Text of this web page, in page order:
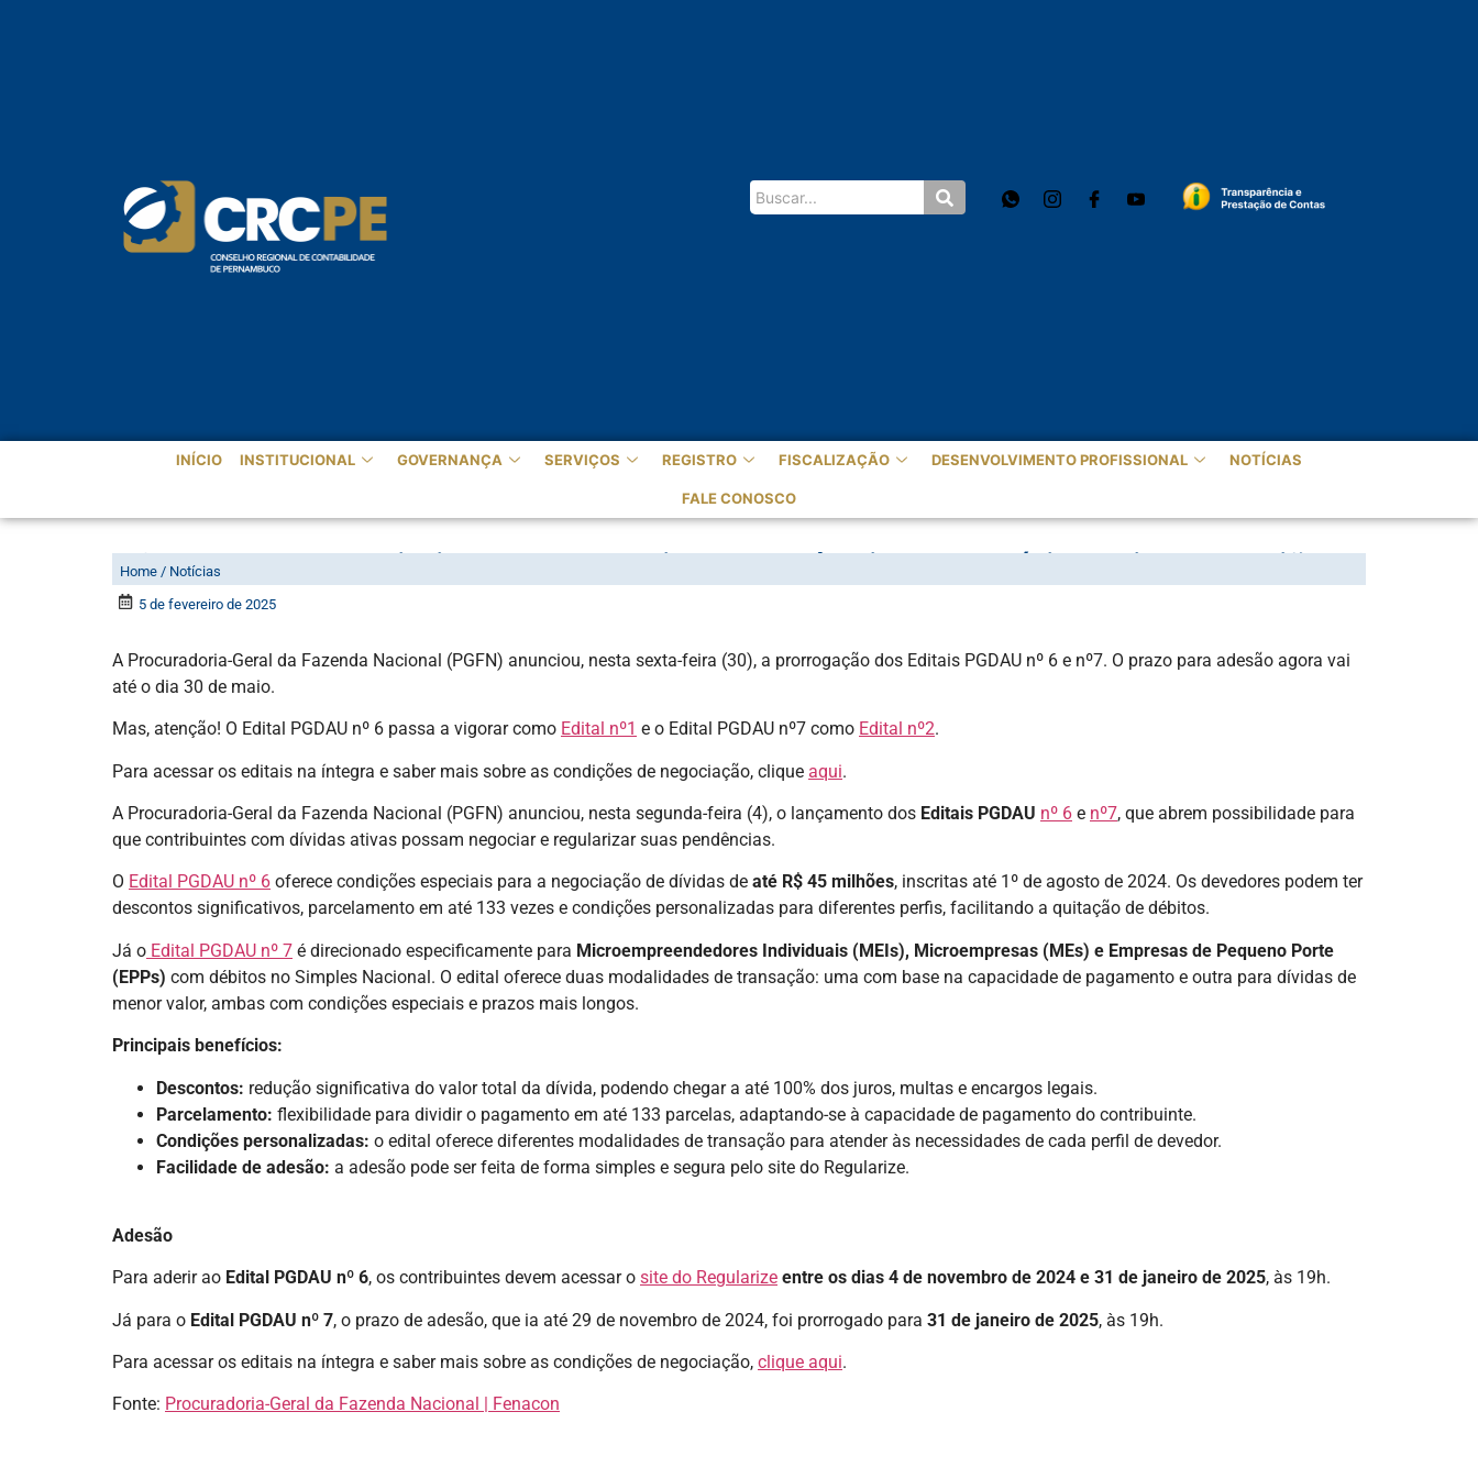
INÍCIO INSTITUCIONAL GOVERNANÇA SERVIÇOS REGISTRO FISCALIZAÇÃO DESENVOLVIMENTO PROFISSIONAL NOTÍCIAS
FALE CONOSCO
PGFN prorroga editais para regularizar pendências com dívida ativa da União
Home / Notícias
5 de fevereiro de 2025
A Procuradoria-Geral da Fazenda Nacional (PGFN) anunciou, nesta sexta-feira (30), a prorrogação dos Editais PGDAU nº 6 e nº7. O prazo para adesão agora vai
até o dia 30 de maio.
Mas, atenção! O Edital PGDAU nº 6 passa a vigorar como Edital nº1 e o Edital PGDAU nº7 como Edital nº2.
Para acessar os editais na íntegra e saber mais sobre as condições de negociação, clique aqui.
A Procuradoria-Geral da Fazenda Nacional (PGFN) anunciou, nesta segunda-feira (4), o lançamento dos Editais PGDAU nº 6 e nº7, que abrem possibilidade para
que contribuintes com dívidas ativas possam negociar e regularizar suas pendências.
O Edital PGDAU nº 6 oferece condições especiais para a negociação de dívidas de até R$ 45 milhões, inscritas até 1º de agosto de 2024. Os devedores podem ter
descontos significativos, parcelamento em até 133 vezes e condições personalizadas para diferentes perfis, facilitando a quitação de débitos.
Já o Edital PGDAU nº 7 é direcionado especificamente para Microempreendedores Individuais (MEIs), Microempresas (MEs) e Empresas de Pequeno Porte
(EPPs) com débitos no Simples Nacional. O edital oferece duas modalidades de transação: uma com base na capacidade de pagamento e outra para dívidas de
menor valor, ambas com condições especiais e prazos mais longos.
Principais benefícios:
Descontos: redução significativa do valor total da dívida, podendo chegar a até 100% dos juros, multas e encargos legais.
Parcelamento: flexibilidade para dividir o pagamento em até 133 parcelas, adaptando-se à capacidade de pagamento do contribuinte.
Condições personalizadas: o edital oferece diferentes modalidades de transação para atender às necessidades de cada perfil de devedor.
Facilidade de adesão: a adesão pode ser feita de forma simples e segura pelo site do Regularize.
Adesão
Para aderir ao Edital PGDAU nº 6, os contribuintes devem acessar o site do Regularize entre os dias 4 de novembro de 2024 e 31 de janeiro de 2025, às 19h.
Já para o Edital PGDAU nº 7, o prazo de adesão, que ia até 29 de novembro de 2024, foi prorrogado para 31 de janeiro de 2025, às 19h.
Para acessar os editais na íntegra e saber mais sobre as condições de negociação, clique aqui.
Fonte: Procuradoria-Geral da Fazenda Nacional | Fenacon